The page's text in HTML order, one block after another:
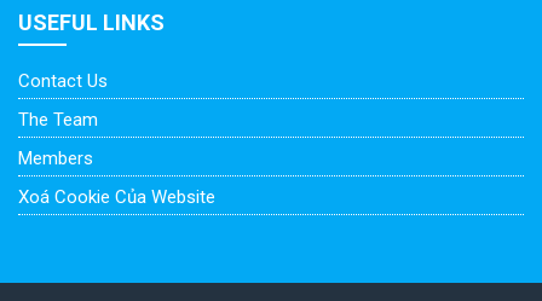
USEFUL LINKS
Contact Us
The Team
Members
Xoá Cookie Của Website